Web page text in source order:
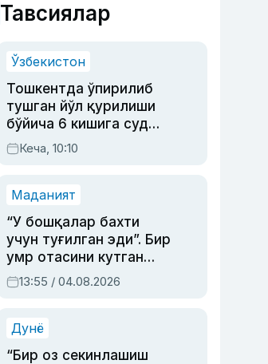
Тавсиялар
Ўзбекистон
Тошкентда ўпирилиб
тушган йўл қурилиши
бўйича 6 кишига суд
ҳукми ўқилди
Кеча, 10:10
Маданият
“У бошқалар бахти
учун туғилган эди”. Бир
умр отасини кутган
актриса ва дубльяж
устаси Римма
синовларга тўла ҳаёти
13:55 / 04.08.2026
Дунё
“Бир оз секинлашиш